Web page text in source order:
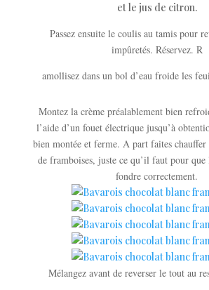
et le jus de citron.
Passez ensuite le coulis au tamis pour
impûretés. Réservez. R
amollisez dans un bol d’eau froide les
Montez la crème préalablement bien
l’aide d’un fouet électrique jusqu’à
bien montée et ferme. A part faites chauffer
de framboises, juste ce qu’il faut pour que
fondre correctement.
Mélangez avant de reverser le tout au